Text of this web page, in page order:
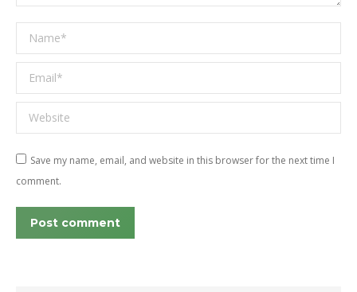
Name *
Email *
Website
Save my name, email, and website in this browser for the next time I
comment.
Post comment